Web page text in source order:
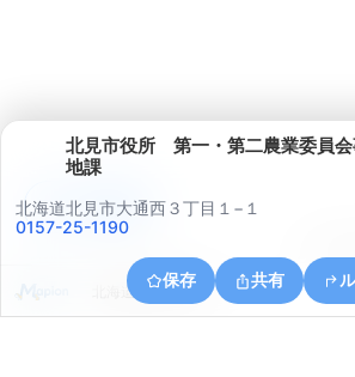
北見市役所 第一・第二農業委員会
地課
北海道北見市大通西３丁目１−１
0157-25-1190
保存 共有
北海道北見市川東
アプリで見る